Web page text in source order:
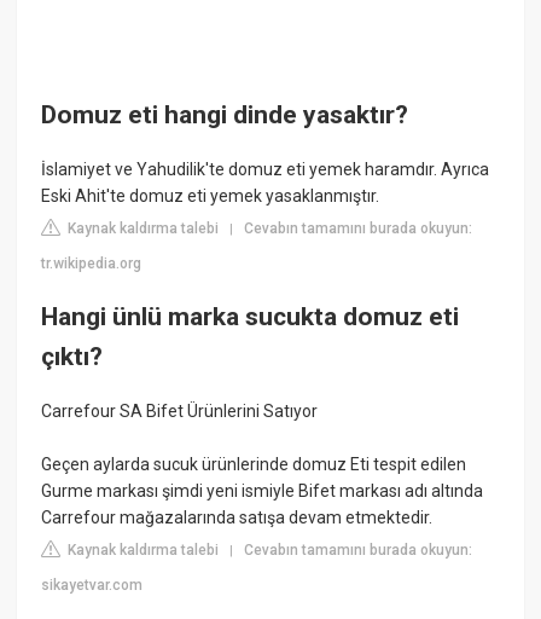
Domuz eti hangi dinde yasaktır?
İslamiyet ve Yahudilik'te domuz eti yemek haramdır. Ayrıca
Eski Ahit'te domuz eti yemek yasaklanmıştır.
Kaynak kaldırma talebi |Cevabın tamamını burada okuyun:
tr.wikipedia.org
Hangi ünlü marka sucukta domuz eti
çıktı?
Carrefour SA Bifet Ürünlerini Satıyor
Geçen aylarda sucuk ürünlerinde domuz Eti tespit edilen
Gurme markası şimdi yeni ismiyle Bifet markası adı altında
Carrefour mağazalarında satışa devam etmektedir.
Kaynak kaldırma talebi |Cevabın tamamını burada okuyun:
sikayetvar.com